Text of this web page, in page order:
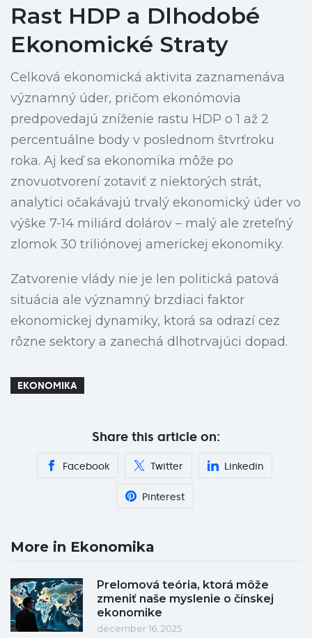
Rast HDP a Dlhodobé
Ekonomické Straty
Celková ekonomická aktivita zaznamenáva
významný úder, pričom ekonómovia
predpovedajú zníženie rastu HDP o 1 až 2
percentuálne body v poslednom štvrťroku
roka. Aj keď sa ekonomika môže po
znovuotvorení zotaviť z niektorých strát,
analytici očakávajú trvalý ekonomický úder vo
výške 7-14 miliárd dolárov – malý ale zreteľný
zlomok 30 triliónovej americkej ekonomiky.
Zatvorenie vlády nie je len politická patová
situácia ale významný brzdiaci faktor
ekonomickej dynamiky, ktorá sa odrazí cez
rôzne sektory a zanechá dlhotrvajúci dopad.
EKONOMIKA
Share this article on:
Facebook Twitter Linkedin
Pinterest
More in Ekonomika
Prelomová teória, ktorá môže
zmeniť naše myslenie o čínskej
ekonomike
december 16, 2025